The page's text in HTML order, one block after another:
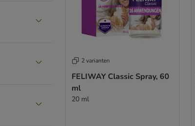
2 varianten
FELIWAY Classic Spray, 60
ml
20 ml